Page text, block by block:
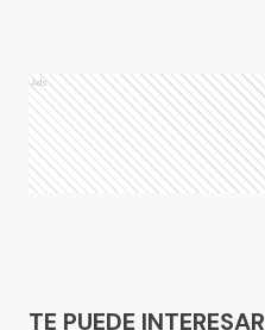
Ads
TE PUEDE INTERESAR